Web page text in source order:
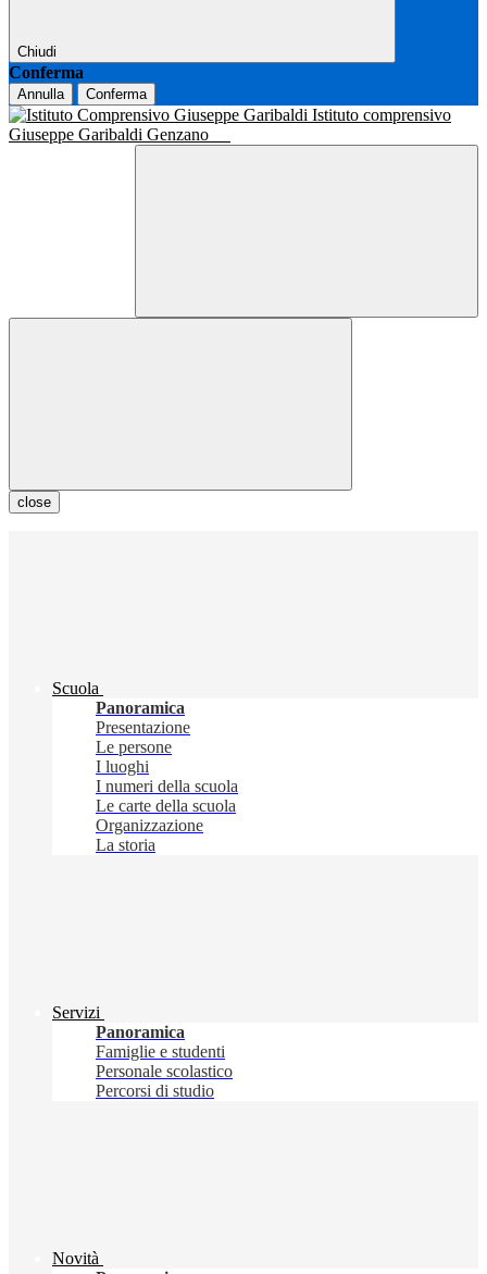
Chiudi
Conferma
Annulla Conferma
Istituto comprensivo
Giuseppe Garibaldi Genzano
close
Scuola
Panoramica
Presentazione
Le persone
I luoghi
I numeri della scuola
Le carte della scuola
Organizzazione
La storia
Servizi
Panoramica
Famiglie e studenti
Personale scolastico
Percorsi di studio
Novità